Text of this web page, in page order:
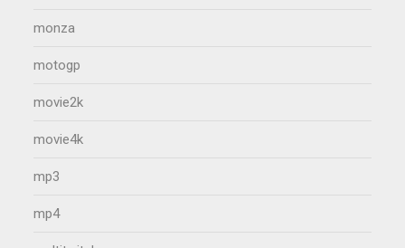
monza
motogp
movie2k
movie4k
mp3
mp4